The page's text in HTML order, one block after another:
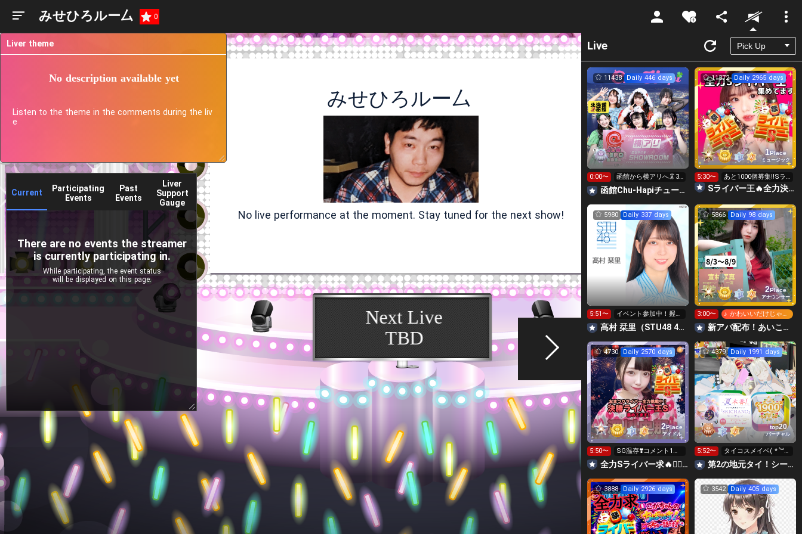
みせひろルー厶 0
Unmute
みせひろルー厶
No live performance at the moment. Stay tuned for the next show!
Current
Participating
Events
Past
Events
Liver
Support
Gauge
There are no events the streamer
is currently participating in.
While participating, the event status
will be displayed on this page.
Liver theme
No description available yet
Listen to the theme in the comments during the liv
e
Live
11438 Daily 446 days
0:00〜
函館から横アリへ🦑31
0万目標！キラ星
【求】
函館Chu-Hapiチューハピ🌈
1Place
ミュージック
11372 Daily 2965 days
5:30〜
あと1000個募集‼️Sラ
イバー王👑投げれま
Sライバー王🔥全力決勝🗽🌈Annnnnaの空⛱
5980 Daily 337 days
5:51〜
イベント参加中！握手
会まってるよ〜
髙村 栞里（STU48 4期研究生）
2Place
アナウンサー
5866 Daily 98 days
3:00〜
♪ かわいいだけじゃだ
めですか？
‪‪新アバ配布！あいこっこroom🐥🌱あいこ
2Place
アイドル
4730 Daily 2570 days
5:50〜
SG温存❣️コメント1回
で無料の S求🧡
全力Sライバー求🔥❤️‍🔥147cm深川史那のルーム🐸🎈
top20
バーチャル
4379 Daily 1991 days
5:52〜
タイコスメイベ( * ॑꒳
॑*)
第2の地元タイ！シーチャンイベ参加中V8年配信歴18年3DV
3888 Daily 2926 days 3542 Daily 405 days